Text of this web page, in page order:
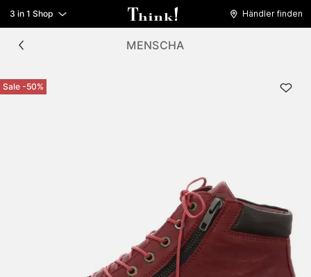
3 in 1 Shop Händler finden
MENSCHA
Sale -50%